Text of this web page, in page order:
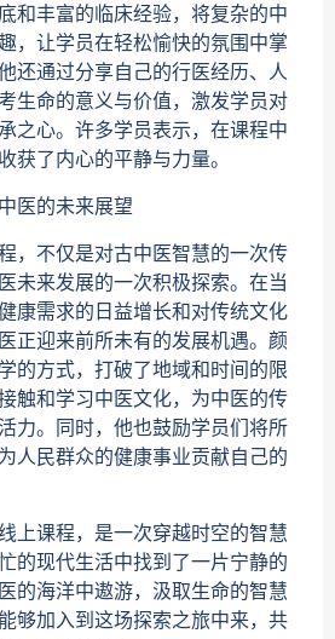
和丰富的临床经验，将复杂的中
，让学员在轻松愉快的氛围中掌
还通过分享自己的行医经历、人
生命的意义与价值，激发学员对
之心。许多学员表示，在课程中
获了内心的平静与力量。
医的未来展望
，不仅是对古中医智慧的一次传
未来发展的一次积极探索。在当
康需求的日益增长和对传统文化
正迎来前所未有的发展机遇。颜
的方式，打破了地域和时间的限
触和学习中医文化，为中医的传
力。同时，他也鼓励学员们将所
人民群众的健康事业贡献自己的
上课程，是一次穿越时空的智慧
的现代生活中找到了一片宁静的
的海洋中遨游，汲取生命的智慧
够加入到这场探索之旅中来，共